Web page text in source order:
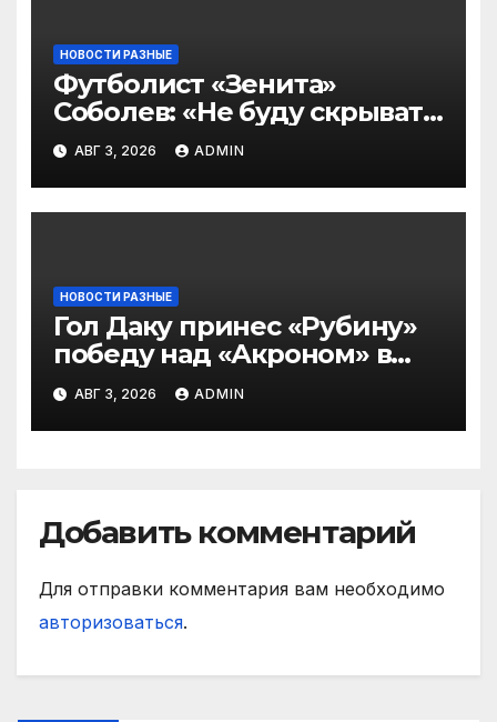
НОВОСТИ РАЗНЫЕ
Футболист «Зенита»
Соболев: «Не буду скрывать
— в Оренбурге всегда
тяжело играть»
АВГ 3, 2026 ADMIN
НОВОСТИ РАЗНЫЕ
Гол Даку принес «Рубину»
победу над «Акроном» в
матче РПЛ
АВГ 3, 2026 ADMIN
Добавить комментарий
Для отправки комментария вам необходимо
авторизоваться.